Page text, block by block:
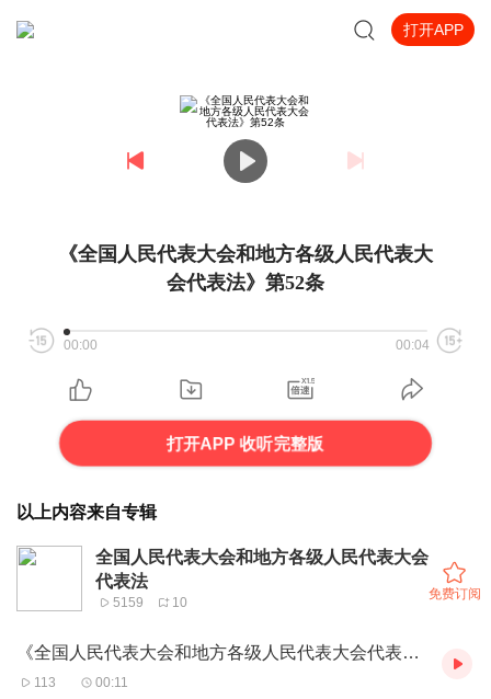
打开APP
《全国人民代表大会和地方各级人民代表大
会代表法》第52条
00:00 00:04
打开APP 收听完整版
以上内容来自专辑
全国人民代表大会和地方各级人民代表大会
代表法
5159 10
免费订阅
《全国人民代表大会和地方各级人民代表大会代表法》第43条
113 00:11